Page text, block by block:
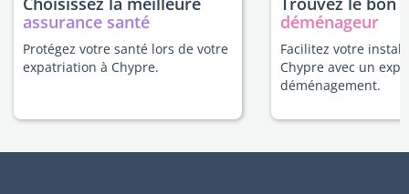
assurance santé
Protégez votre santé lors de votre
expatriation à Chypre.
déménageur
Facilitez votre
Chypre avec un
déménagement.